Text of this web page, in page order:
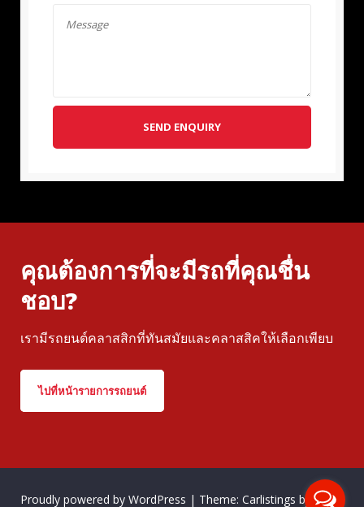
SEND ENQUIRY
คุณต้องการที่จะมีรถที่คุณชื่น
ชอบ?
เรามีรถยนต์คลาสสิกที่ทันสมัยและคลาสสิคให้เลือกเพียบ
ไปที่หน้ารายการรถยนต์
Proudly powered by WordPress | Theme: Carlistings byWP